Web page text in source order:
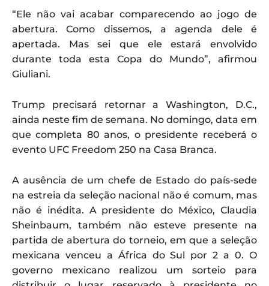
“Ele não vai acabar comparecendo ao jogo de
abertura. Como dissemos, a agenda dele é
apertada. Mas sei que ele estará envolvido
durante toda esta Copa do Mundo”, afirmou
Giuliani.
Trump precisará retornar a Washington, D.C.,
ainda neste fim de semana. No domingo, data em
que completa 80 anos, o presidente receberá o
evento UFC Freedom 250 na Casa Branca.
A ausência de um chefe de Estado do país-sede
na estreia da seleção nacional não é comum, mas
não é inédita. A presidente do México, Claudia
Sheinbaum, também não esteve presente na
partida de abertura do torneio, em que a seleção
mexicana venceu a África do Sul por 2 a 0. O
governo mexicano realizou um sorteio para